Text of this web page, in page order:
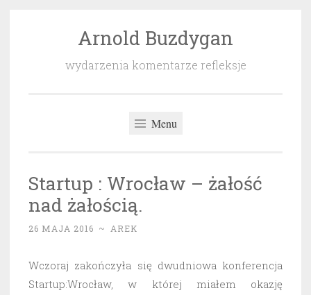
Arnold Buzdygan
wydarzenia komentarze refleksje
Menu
Startup : Wrocław – żałość
nad żałością.
26 MAJA 2016 ~ AREK
Wczoraj zakończyła się dwudniowa konferencja
Startup:Wrocław, w której miałem okazję